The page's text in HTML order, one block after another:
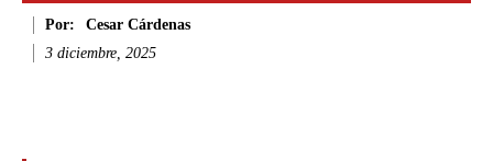
Por:
Cesar Cárdenas
3 diciembre, 2025